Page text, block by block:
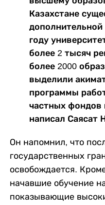
Казахстане
году
более 2 тысяч
более 2000
выделили
программы
частных фондов
написал Саясат
Он напомнил, что
государственных
освобождается.
начавшие обучение
показывающие